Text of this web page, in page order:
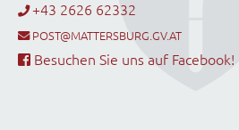
+43 2626 62332
POST@MATTERSBURG.GV.AT
Besuchen Sie uns auf Facebook!